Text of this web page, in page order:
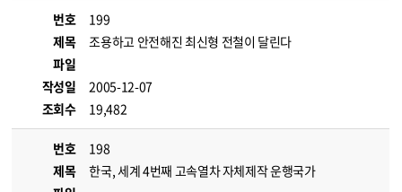
번호
199
제목
조용하고 안전해진 최신형 전철이 달린다
파일
작성일
2005-12-07
조회수
19,482
번호
198
제목
한국, 세계 4번째 고속열차 자체제작 운행국가